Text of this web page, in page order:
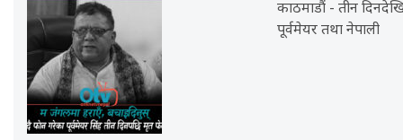
काठमाडौं - तीन
पूर्वमेयर तथा नेपाली